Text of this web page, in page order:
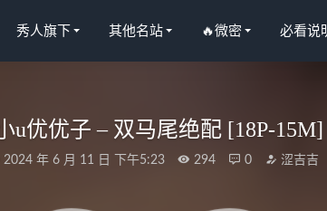
秀人旗下 其他名站 🔥微密 必看说
u优优子 – 双马尾绝配 [18P-15M]
2024 年 6 月 11 日 下午5:23 294 0 涩吉吉